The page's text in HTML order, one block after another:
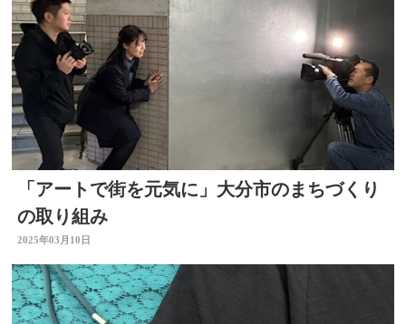
「アートで街を元気に」大分市のまちづくり
の取り組み
2025年03月10日